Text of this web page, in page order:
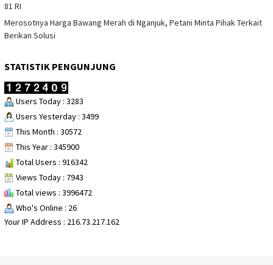
81 RI
Merosotnya Harga Bawang Merah di Nganjuk, Petani Minta Pihak Terkait
Berikan Solusi
STATISTIK PENGUNJUNG
Users Today : 3283
Users Yesterday : 3499
This Month : 30572
This Year : 345900
Total Users : 916342
Views Today : 7943
Total views : 3996472
Who's Online : 26
Your IP Address : 216.73.217.162